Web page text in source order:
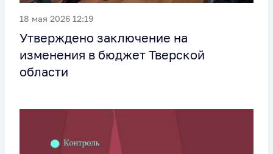
18 мая 2026 12:19
Утверждено заключение на
изменения в бюджет Тверской
области